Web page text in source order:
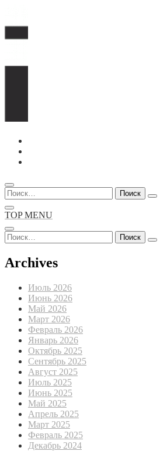
Перейти
содержимому
Найти:
TOP MENU
Найти:
Archives
Июль 2026
Июнь 2026
Май 2026
Март 2026
Февраль 2026
Январь 2026
Октябрь 2025
Сентябрь 2025
Август 2025
Июль 2025
Июнь 2025
Май 2025
Апрель 2025
Март 2025
Февраль 2025
Декабрь 2024